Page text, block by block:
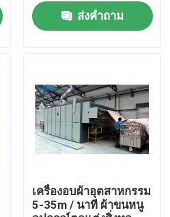
ส่งคำถาม
เครื่องอบผ้าอุตสาหกรรม
5-35m / นาที ผ้าขนหนู